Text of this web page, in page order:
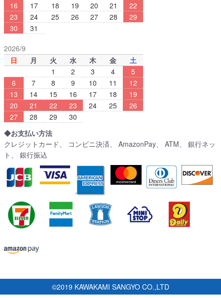
16
17 18 19 20 21
22
23
24 25 26 27 28
29
30
31
2026/9
日
月 火 水 木 金
土
1
2 3 4
5
6
7 8 9 10 11
12
13
14 15 16 17 18
19
20
21 22 23 24 25
26
27
28 29
30
◆お支払い方法
クレジットカード、 コンビニ決済、 AmazonPay、 ATM、 銀行ネッ
ト、 銀行振込
©2019 KAWAKAMI SANGYO CO.,LTD